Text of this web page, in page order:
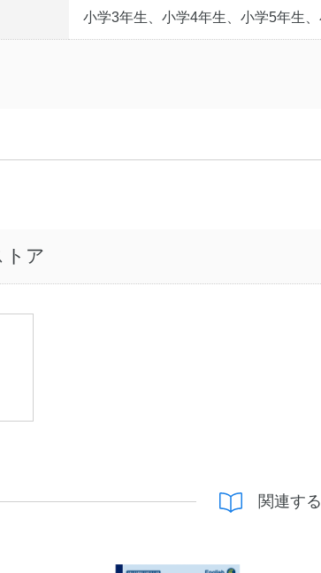
小学3年生、小学4年生、小学5年生
ア
関連す